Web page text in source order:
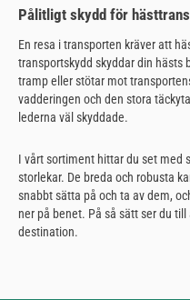
Pålitligt skydd för
En resa i transporten kräver att
transportskydd skyddar din hästs
tramp eller stötar mot
vadderingen och den stora
lederna väl skyddade.
I vårt sortiment hittar du set med
storlekar. De breda och robusta
snabbt sätta på och ta av dem,
ner på benet. På så sätt ser du
destination.